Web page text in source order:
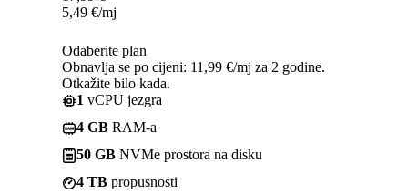
5,49 €/mj
Odaberite plan
Obnavlja se po cijeni: 11,99 €/mj za 2 godine.
Otkažite bilo kada.
1 vCPU jezgra
4 GB RAM-a
50 GB NVMe prostora na disku
4 TB propusnosti